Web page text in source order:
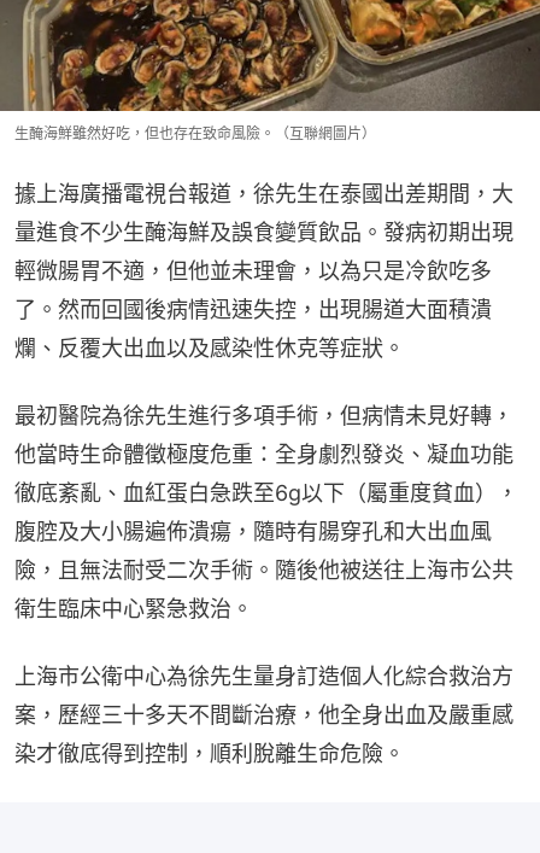
生醃海鮮雖然好吃，但也存在致命風險。（互聯網圖片）
據上海廣播電視台報道，徐先生在泰國出差期間，大
量進食不少生醃海鮮及誤食變質飲品。發病初期出現
輕微腸胃不適，但他並未理會，以為只是冷飲吃多
了。然而回國後病情迅速失控，出現腸道大面積潰
爛、反覆大出血以及感染性休克等症狀。
最初醫院為徐先生進行多項手術，但病情未見好轉，
他當時生命體徵極度危重：全身劇烈發炎、凝血功能
徹底紊亂、血紅蛋白急跌至6g以下（屬重度貧血），
腹腔及大小腸遍佈潰瘍，隨時有腸穿孔和大出血風
險，且無法耐受二次手術。隨後他被送往上海市公共
衛生臨床中心緊急救治。
上海市公衛中心為徐先生量身訂造個人化綜合救治方
案，歷經三十多天不間斷治療，他全身出血及嚴重感
染才徹底得到控制，順利脫離生命危險。